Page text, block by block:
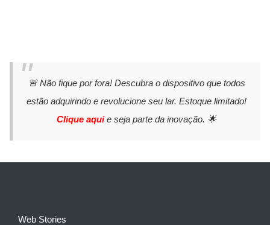
🚨 Não fique por fora! Descubra o dispositivo que todos
estão adquirindo e revolucione seu lar. Estoque limitado!
Clique aquie seja parte da inovação. 🌟
Web Stories